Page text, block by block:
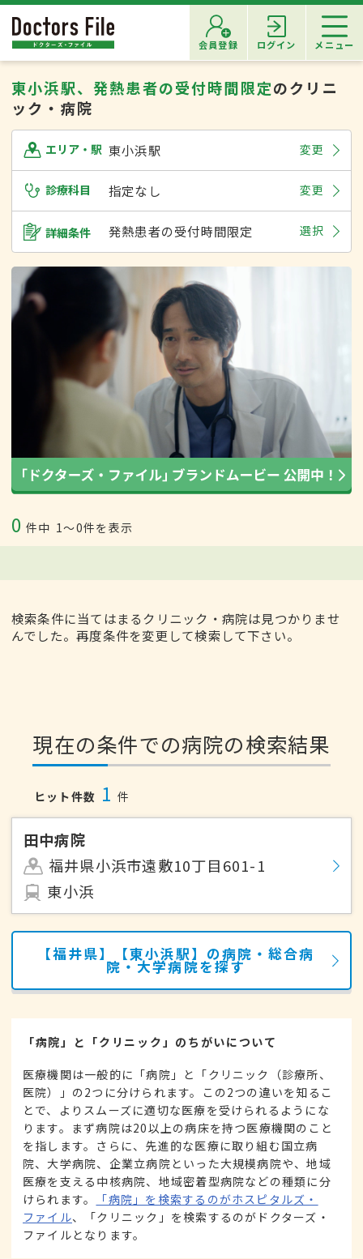
会員登録 ログイン メニュー
東小浜駅、発熱患者の受付時間限定のクリニ
ック・病院
エリア・駅 東小浜駅 変更
診療科目 指定なし 変更
詳細条件 発熱患者の受付時間限定 選択
0 件中 1〜0件を表示
検索条件に当てはまるクリニック・病院は見つかりませ
んでした。再度条件を変更して検索して下さい。
現在の条件での病院の検索結果
ヒット件数 1 件
田中病院
福井県小浜市遠敷10丁目601-1
東小浜
【福井県】【東小浜駅】の病院・総合病
院・大学病院を探す
「病院」と「クリニック」のちがいについて
医療機関は一般的に「病院」と「クリニック（診療所、
医院）」の2つに分けられます。この2つの違いを知るこ
とで、よりスムーズに適切な医療を受けられるようにな
ります。まず病院は20以上の病床を持つ医療機関のこと
を指します。さらに、先進的な医療に取り組む国立病
院、大学病院、企業立病院といった大規模病院や、地域
医療を支える中核病院、地域密着型病院などの種類に分
けられます。
「病院」を検索するのがホスピタルズ・
ファイル、「クリニック」を検索するのがドクターズ・
ファイルとなります。